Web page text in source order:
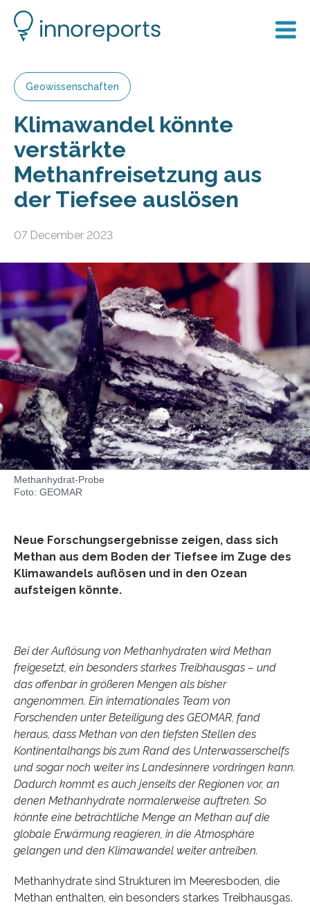
Geowissenschaften
Klimawandel könnte
verstärkte
Methanfreisetzung aus
der Tiefsee auslösen
07 December 2023
Methanhydrat-Probe
Foto: GEOMAR
Neue Forschungsergebnisse zeigen, dass sich
Methan aus dem Boden der Tiefsee im Zuge des
Klimawandels auflösen und in den Ozean
aufsteigen könnte.
Bei der Auflösung von Methanhydraten wird Methan
freigesetzt, ein besonders starkes Treibhausgas – und
das offenbar in größeren Mengen als bisher
angenommen. Ein internationales Team von
Forschenden unter Beteiligung des GEOMAR, fand
heraus, dass Methan von den tiefsten Stellen des
Kontinentalhangs bis zum Rand des Unterwasserschelfs
und sogar noch weiter ins Landesinnere vordringen kann.
Dadurch kommt es auch jenseits der Regionen vor, an
denen Methanhydrate normalerweise auftreten. So
könnte eine beträchtliche Menge an Methan auf die
globale Erwärmung reagieren, in die Atmosphäre
gelangen und den Klimawandel weiter antreiben.
Methanhydrate sind Strukturen im Meeresboden, die
Methan enthalten, ein besonders starkes Treibhausgas.